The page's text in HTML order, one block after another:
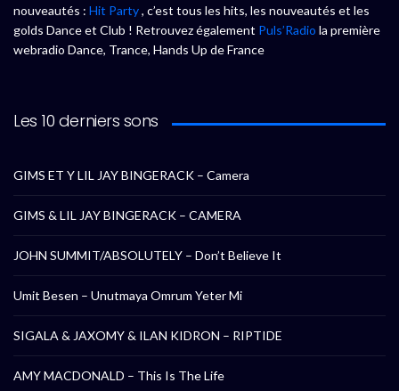
nouveautés : Hit Party, c’est tous les hits, les nouveautés et les
golds Dance et Club ! Retrouvez également Puls’Radio la première
webradio Dance, Trance, Hands Up de France
Les 10 derniers sons
GIMS ET Y LIL JAY BINGERACK – Camera
GIMS & LIL JAY BINGERACK – CAMERA
JOHN SUMMIT/ABSOLUTELY – Don’t Believe It
Umit Besen – Unutmaya Omrum Yeter Mi
SIGALA & JAXOMY & ILAN KIDRON – RIPTIDE
AMY MACDONALD – This Is The Life